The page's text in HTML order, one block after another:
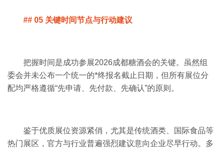
## 05 关键时间节点与行动建议
把握时间是成功参展2026成都糖酒会的关键。虽然组
委会并未公布一个统一的*终报名截止日期，但所有展位分
配均严格遵循“先申请、先付款、先确认”的原则。
鉴于优质展位资源紧俏，尤其是传统酒类、国际食品等
热门展区，官方与行业普遍强烈建议意向企业尽早行动。多